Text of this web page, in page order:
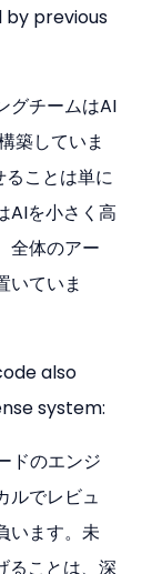
previous
グチームはAI
築していま
ることは単に
AIを小さく高
全体のアー
いていま
also
system:
ドのエンジ
ルでレビュ
います。未
ることは、深